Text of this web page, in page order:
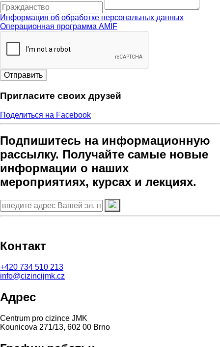
Информация об обработке персональных данных
Операционная программа AMIF
Отправить
Пригласите своих друзей
Поделиться на Facebook
Подпишитесь на информационную
рассылку. Получайте самые новые
информации о наших
мероприятиях, курсах и лекциях.
Контакт
+420 734 510 213
info@cizincijmk.cz
Адрес
Centrum pro cizince JMK
Kounicova 271/13, 602 00 Brno